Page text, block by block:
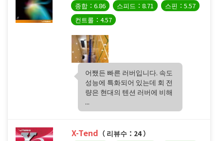
종합：6.86 스피드：8.71
스핀：5.57
컨트롤：4.57
어쨌든 빠른 러버입니다. 속도
성능에 특화되어 있는데 회 전
량은 현대의 텐션 러버에 비해
...
X-Tend （ 리뷰수：24 ）